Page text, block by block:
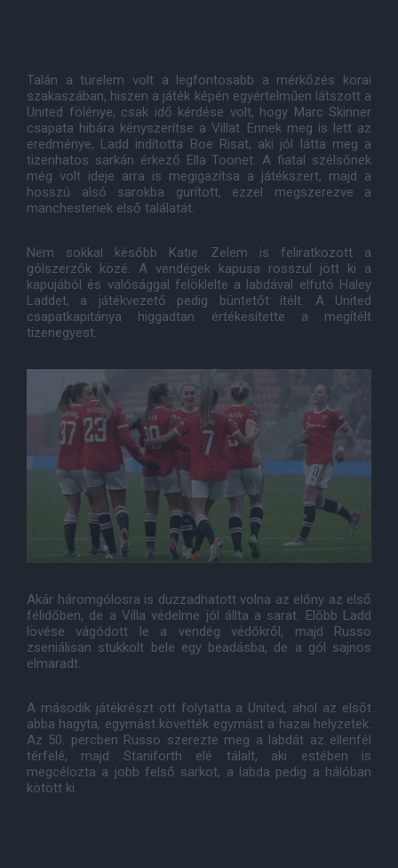
Talán a türelem volt a legfontosabb a mérkőzés korai
szakaszában, hiszen a játék képén egyértelműen látszott a
United fölénye, csak idő kérdése volt, hogy Marc Skinner
csapata hibára kényszerítse a Villat. Ennek meg is lett az
eredménye, Ladd indította Boe Risat, aki jól látta meg a
tizenhatos sarkán érkező Ella Toonet. A fiatal szélsőnek
még volt ideje arra is megigazítsa a játékszert, majd a
hosszú alsó sarokba gurított, ezzel megszerezve a
manchesteriek első találatát.
Nem sokkal később Katie Zelem is feliratkozott a
gólszerzők közé. A vendégek kapusa rosszul jött ki a
kapujából és valósággal felöklelte a labdával elfutó Haley
Laddet, a játékvezető pedig büntetőt ítélt. A United
csapatkapitánya higgadtan értékesítette a megítélt
tizenegyest.
Akár háromgólosra is duzzadhatott volna az előny az első
félidőben, de a Villa védelme jól állta a sarat. Előbb Ladd
lövése vágódott le a vendég védőkről, majd Russo
zseniálisan stukkolt bele egy beadásba, de a gól sajnos
elmaradt.
A második játékrészt ott folytatta a United, ahol az elsőt
abba hagyta, egymást követték egymást a hazai helyzetek.
Az 50. percben Russo szerezte meg a labdát az ellenfél
térfelé, majd Staniforth elé tálalt, aki estében is
megcélozta a jobb felső sarkot, a labda pedig a hálóban
kötött ki.